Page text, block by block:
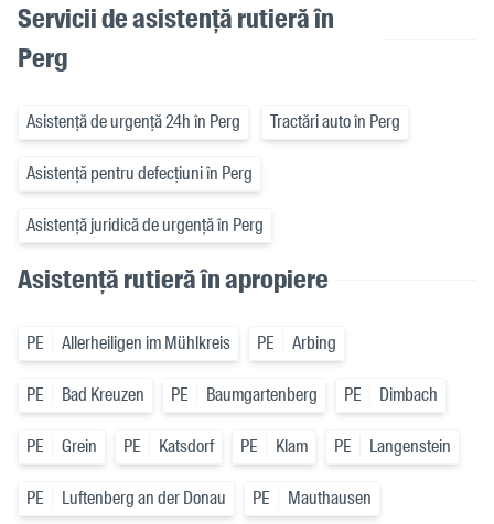
Servicii de asistență rutieră în
Perg
Asistență de urgență 24h în Perg Tractări auto în Perg
Asistență pentru defecțiuni în Perg
Asistență juridică de urgență în Perg
Asistență rutieră în apropiere
PE Allerheiligen im Mühlkreis PE Arbing
PE Bad Kreuzen PE Baumgartenberg PE Dimbach
PE Grein PE Katsdorf PE Klam PE Langenstein
PE Luftenberg an der Donau PE Mauthausen